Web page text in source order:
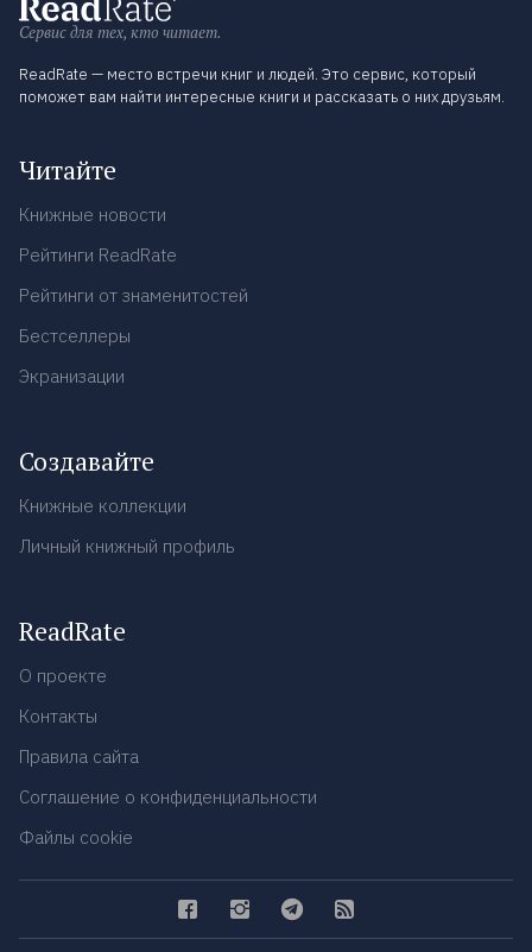
Сервис для тех, кто читает.
ReadRate — место встречи книг и людей. Это сервис, который
поможет вам найти интересные книги и рассказать о них друзьям.
Читайте
Книжные новости
Рейтинги ReadRate
Рейтинги от знаменитостей
Бестселлеры
Экранизации
Создавайте
Книжные коллекции
Личный книжный профиль
ReadRate
О проекте
Контакты
Правила сайта
Соглашение о конфиденциальности
Файлы cookie